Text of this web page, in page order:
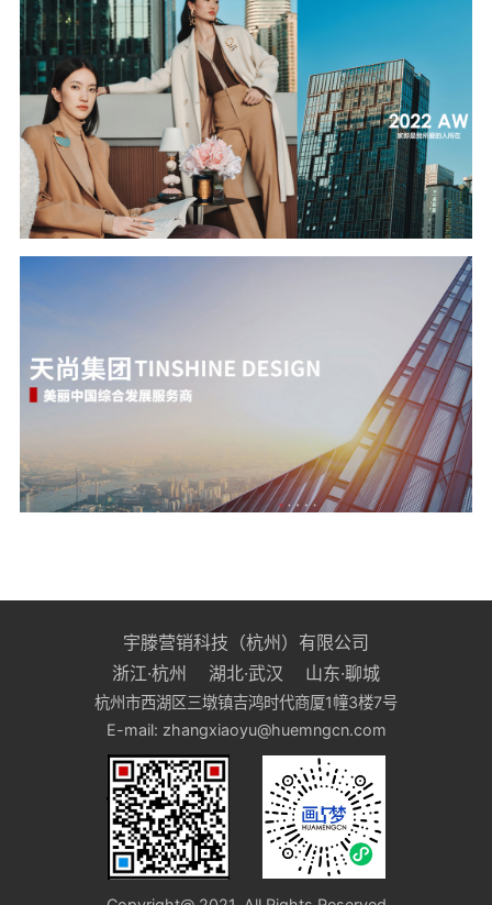
宇滕营销科技（杭州）有限公司
浙江·杭州 湖北·武汉 山东·聊城
杭州市西湖区三墩镇吉鸿时代商厦1幢3楼7号
E-mail: zhangxiaoyu@huemngcn.com